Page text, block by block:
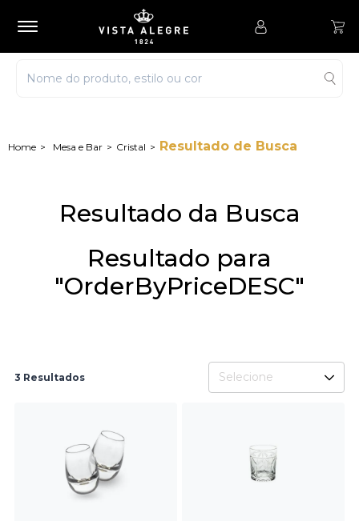
Mesa e Bar Cristal Resultado de Busca
Resultado da Busca
Resultado para
"OrderByPriceDESC"
3 Resultados Selecione